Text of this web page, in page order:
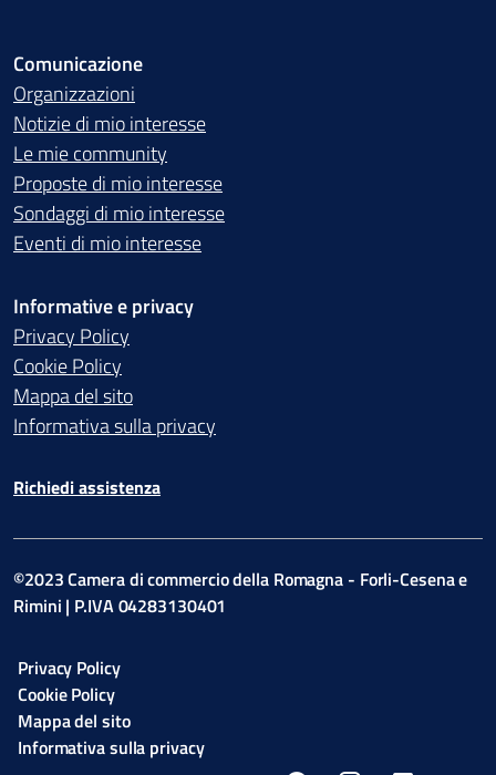
Comunicazione
Organizzazioni
Notizie di mio interesse
Le mie community
Proposte di mio interesse
Sondaggi di mio interesse
Eventi di mio interesse
Informative e privacy
Privacy Policy
Cookie Policy
Mappa del sito
Informativa sulla privacy
Richiedi assistenza
©2023 Camera di commercio della Romagna - Forli-Cesena e
Rimini | P.IVA 04283130401
Privacy Policy
Cookie Policy
Mappa del sito
Informativa sulla privacy